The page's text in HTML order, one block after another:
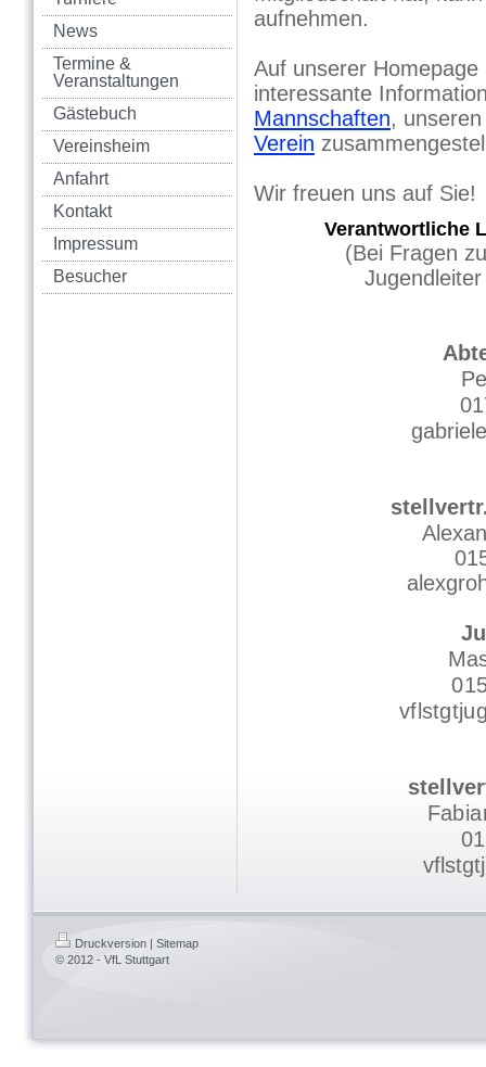
News
Termine &
Veranstaltungen
Gästebuch
Vereinsheim
Anfahrt
Kontakt
Impressum
Besucher
aufnehmen.
Auf unserer
interessante
Mannschaften,
Verein
Wir freuen uns auf Sie!
Verantwortliche
(Bei Fragen zum
Jugendleiter
Druckversion | Sitemap
© 2012 - VfL Stuttgart